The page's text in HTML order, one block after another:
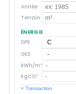
Année
Terrain
ÉNERGIE
DPE
GES
kWh/m²
kgCO²
+ Transaction